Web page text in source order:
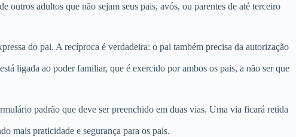
outros adultos que não sejam seus pais, avós, ou parentes de até terceiro
do pai. A recíproca é verdadeira: o pai também precisa da autorização
ligada ao poder familiar, que é exercido por ambos os pais, a não ser que
padrão que deve ser preenchido em duas vias. Uma via ficará retida
mais praticidade e segurança para os pais.